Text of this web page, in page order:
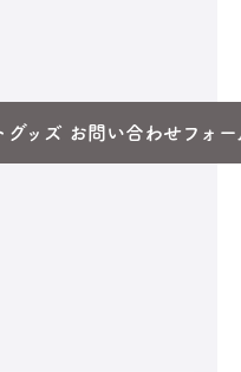
グッズ お問い合わせフォー